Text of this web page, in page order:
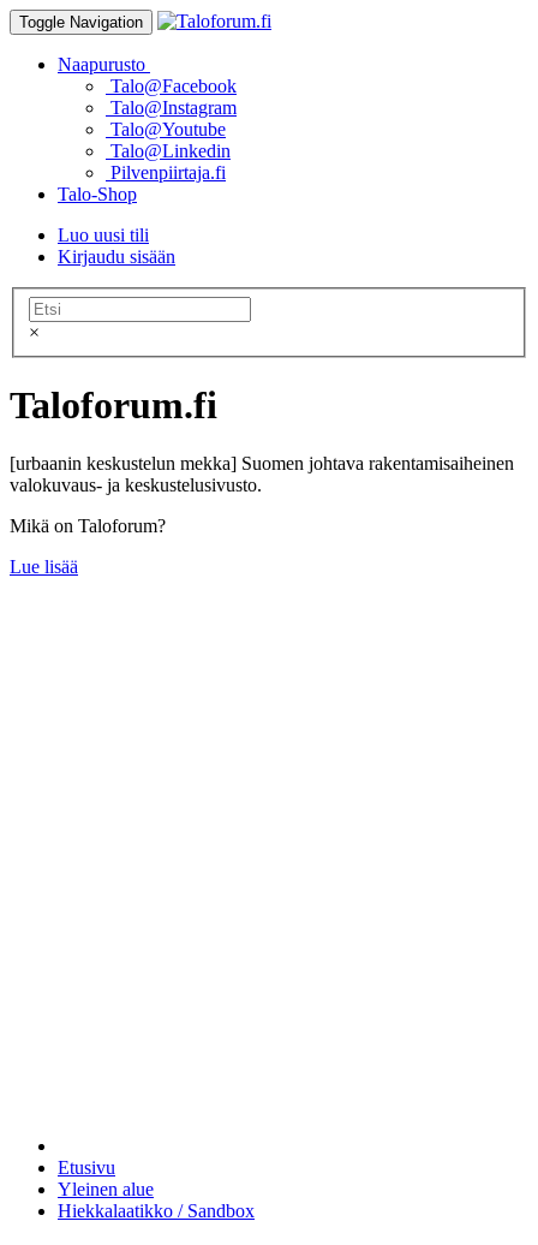
Toggle Navigation
Naapurusto
Talo@Facebook
Talo@Instagram
Talo@Youtube
Talo@Linkedin
Pilvenpiirtaja.fi
Talo-Shop
Luo uusi tili
Kirjaudu sisään
×
Taloforum.fi
[urbaanin keskustelun mekka] Suomen johtava rakentamisaiheinen
valokuvaus- ja keskustelusivusto.
Mikä on Taloforum?
Lue lisää
Etusivu
Yleinen alue
Hiekkalaatikko / Sandbox